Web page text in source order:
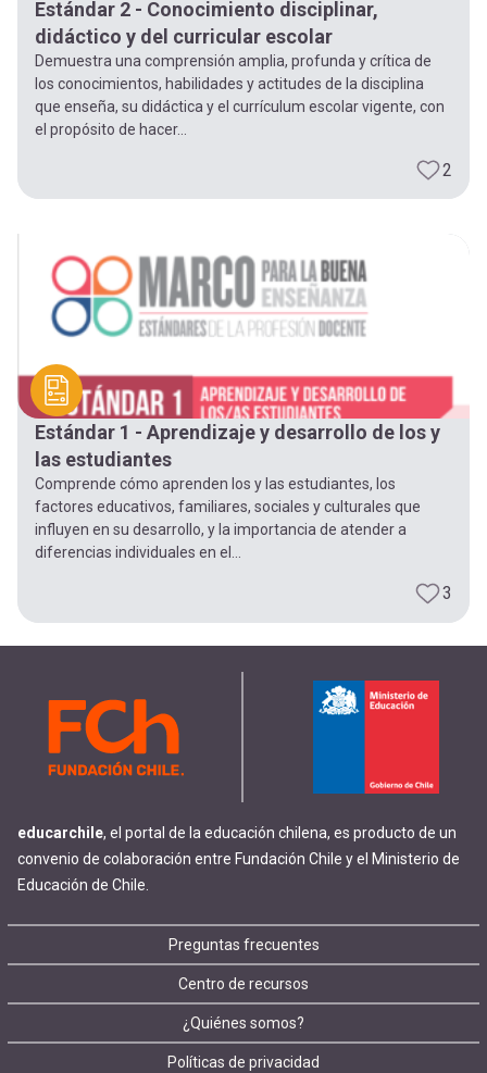
Estándar 2 - Conocimiento disciplinar,
didáctico y del curricular escolar
Demuestra una comprensión amplia, profunda y crítica de
los conocimientos, habilidades y actitudes de la disciplina
que enseña, su didáctica y el currículum escolar vigente, con
el propósito de hacer...
2
Estándar 1 - Aprendizaje y desarrollo de los y
las estudiantes
Comprende cómo aprenden los y las estudiantes, los
factores educativos, familiares, sociales y culturales que
influyen en su desarrollo, y la importancia de atender a
diferencias individuales en el...
3
educarchile, el portal de la educación chilena, es producto de un
convenio de colaboración entre Fundación Chile y el Ministerio de
Educación de Chile.
Footer
menu
Preguntas frecuentes
Centro de recursos
¿Quiénes somos?
Políticas de privacidad